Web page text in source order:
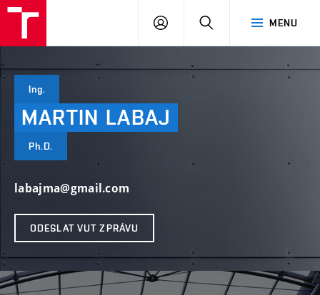
MENU
PŘIHLÁSIT
Ing.
MARTIN LABAJ
Ph.D.
labajma@gmail.com
ODESLAT VUT ZPRÁVU